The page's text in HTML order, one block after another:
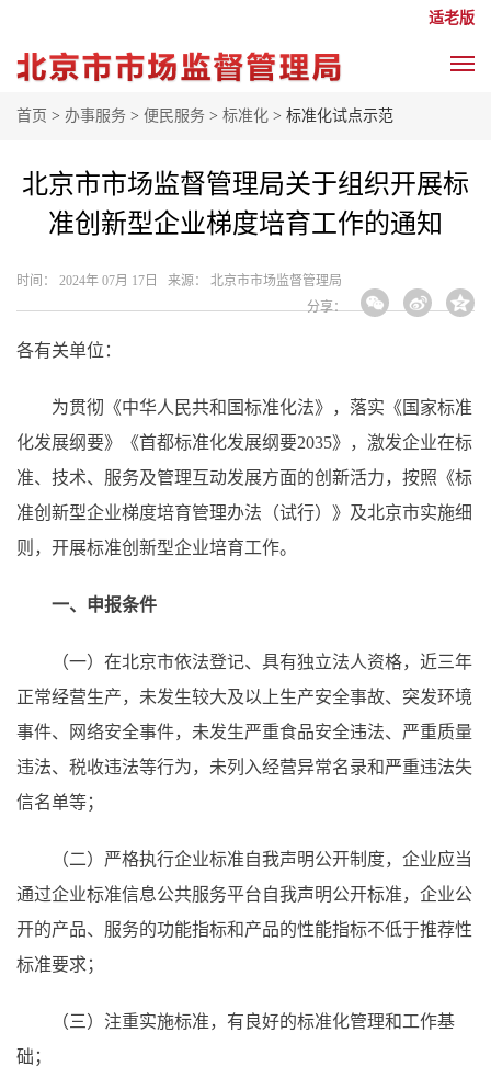
适老版
首页 > 办事服务 > 便民服务 > 标准化 > 标准化试点示范
北京市市场监督管理局关于组织开展标
准创新型企业梯度培育工作的通知
时间： 2024年 07月 17日 来源： 北京市市场监督管理局
分享：
各有关单位：
为贯彻《中华人民共和国标准化法》，落实《国家标准
化发展纲要》《首都标准化发展纲要2035》，激发企业在标
准、技术、服务及管理互动发展方面的创新活力，按照《标
准创新型企业梯度培育管理办法（试行）》及北京市实施细
则，开展标准创新型企业培育工作。
一、申报条件
（一）在北京市依法登记、具有独立法人资格，近三年
正常经营生产，未发生较大及以上生产安全事故、突发环境
事件、网络安全事件，未发生严重食品安全违法、严重质量
违法、税收违法等行为，未列入经营异常名录和严重违法失
信名单等；
（二）严格执行企业标准自我声明公开制度，企业应当
通过企业标准信息公共服务平台自我声明公开标准，企业公
开的产品、服务的功能指标和产品的性能指标不低于推荐性
标准要求；
（三）注重实施标准，有良好的标准化管理和工作基
础；